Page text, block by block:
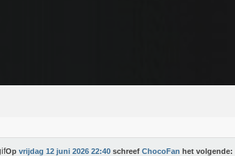
Op vrijdag 12 juni 2026 22:40 schreef ChocoFan het volgende: